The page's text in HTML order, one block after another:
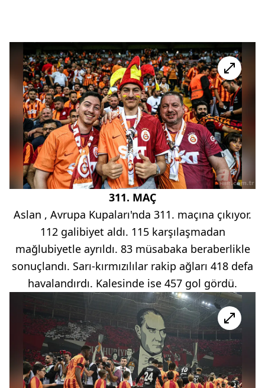
311. MAÇ
Aslan , Avrupa Kupaları'nda 311. maçına çıkıyor.
112 galibiyet aldı. 115 karşılaşmadan
mağlubiyetle ayrıldı. 83 müsabaka beraberlikle
sonuçlandı. Sarı-kırmızılılar rakip ağları 418 defa
havalandırdı. Kalesinde ise 457 gol gördü.